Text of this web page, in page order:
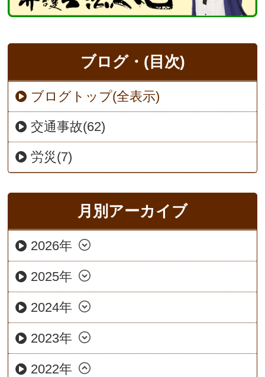
ブログ・(目次)
ブログトップ(全表示)
交通事故(62)
労災(7)
月別アーカイブ
2026年
2025年
2024年
2023年
2022年